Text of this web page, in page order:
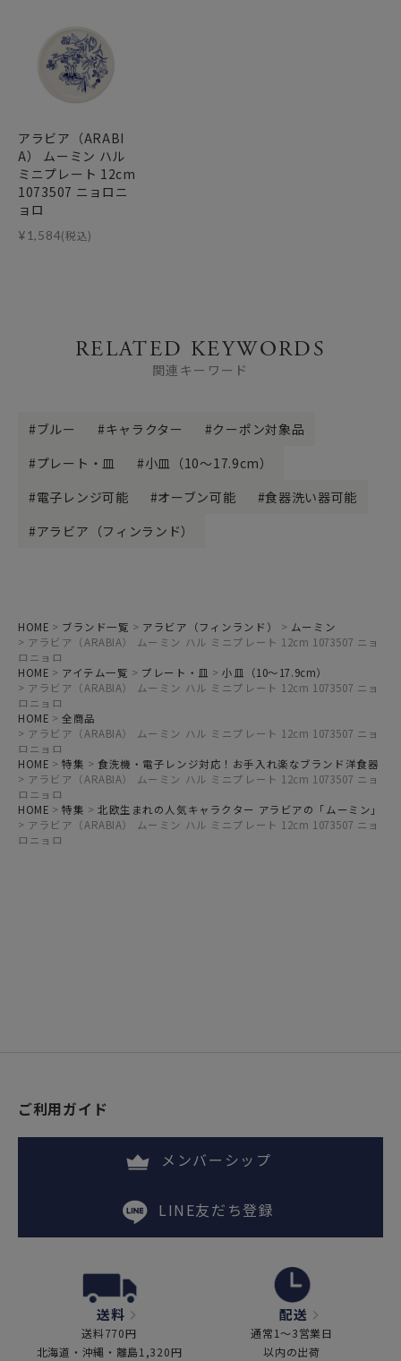
アラビア（ARABI
A） ムーミン ハル
ミニプレート 12cm
1073507 ニョロニ
ョロ
¥1,584(税込)
RELATED KEYWORDS
関連キーワード
ブルー キャラクター
クーポン対象品
プレート・皿
小皿（10～17.9cm）
電子レンジ可能
オーブン可能
食器洗い器可能
アラビア（フィンランド）
HOME ブランド一覧 アラビア（フィンランド）
ムーミン
アラビア（ARABIA） ムーミン ハル ミニプレート 12cm 1073507 ニョ
ロニョロ
HOME
アイテム一覧 プレート・皿
小皿（10～17.9cm）
アラビア（ARABIA） ムーミン ハル ミニプレート 12cm 1073507 ニョ
ロニョロ
HOME
全商品
アラビア（ARABIA） ムーミン ハル ミニプレート 12cm 1073507 ニョ
ロニョロ
HOME
特集
食洗機・電子レンジ対応！お手入れ楽なブランド洋食器
アラビア（ARABIA） ムーミン ハル ミニプレート 12cm 1073507 ニョ
ロニョロ
HOME
特集
北欧生まれの人気キャラクター アラビアの「ムーミン」
アラビア（ARABIA） ムーミン ハル ミニプレート 12cm 1073507 ニョ
ロニョロ
ご利用ガイド
メンバーシップ
LINE友だち登録
送料
送料770円
北海道・沖縄・離島1,320円
配送
通常1～3営業日
以内の出荷